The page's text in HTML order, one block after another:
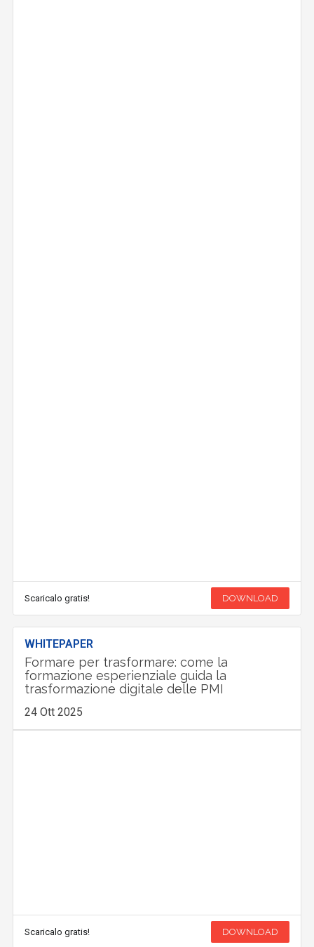
Scaricalo gratis! DOWNLOAD
WHITEPAPER
Formare per trasformare: come la
formazione esperienziale guida la
trasformazione digitale delle PMI
24 Ott 2025
Scaricalo gratis! DOWNLOAD